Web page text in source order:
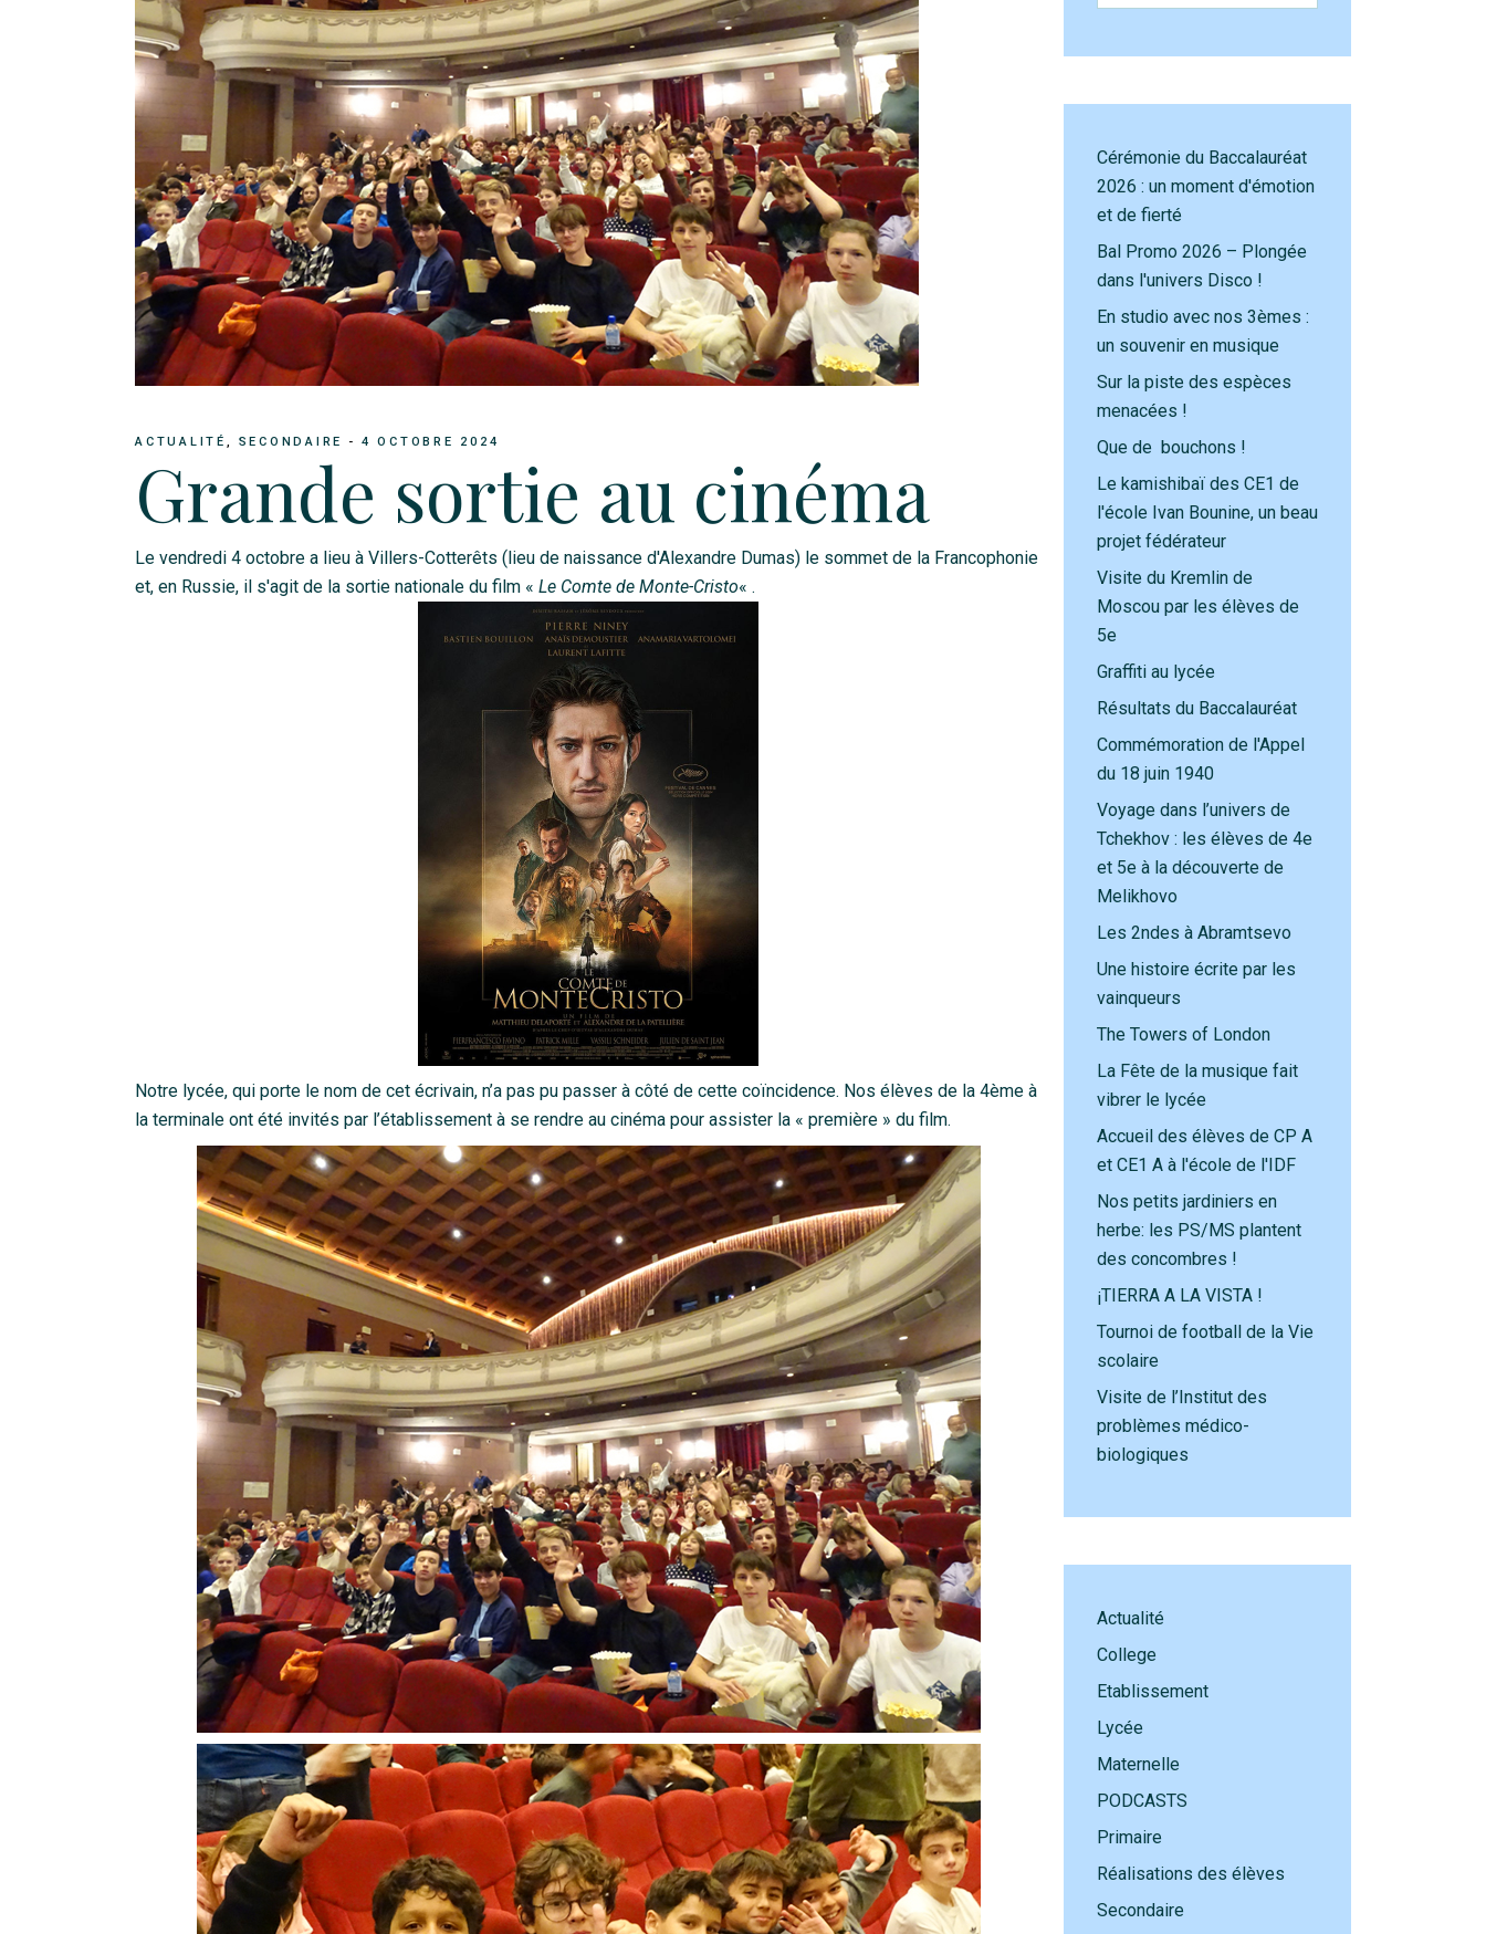
ACTUALITÉ SECONDAIRE 4 OCTOBRE 2024
Grande sortie au cinéma
Le vendredi 4 octobre a lieu à Villers-Cotterêts (lieu de naissance d'Alexandre Dumas) le sommet de la Francophonie
et, en Russie, il s'agit de la sortie nationale du film « Le Comte de Monte-Cristo« .
Notre lycée, qui porte le nom de cet écrivain, n’a pas pu passer à côté de cette coïncidence. Nos élèves de la 4ème à
la terminale ont été invités par l’établissement à se rendre au cinéma pour assister la « première » du film.
Cérémonie du Baccalauréat
2026 : un moment d'émotion
et de fierté
Bal Promo 2026 – Plongée
dans l'univers Disco !
En studio avec nos 3èmes :
un souvenir en musique
Sur la piste des espèces
menacées !
Que de bouchons !
Le kamishibaï des CE1 de
l'école Ivan Bounine, un beau
projet fédérateur
Visite du Kremlin de
Moscou par les élèves de
5e
Graffiti au lycée
Résultats du Baccalauréat
Commémoration de l'Appel
du 18 juin 1940
Voyage dans l’univers de
Tchekhov : les élèves de 4e
et 5e à la découverte de
Melikhovo
Les 2ndes à Abramtsevo
Une histoire écrite par les
vainqueurs
The Towers of London
La Fête de la musique fait
vibrer le lycée
Accueil des élèves de CP A
et CE1 A à l'école de l'IDF
Nos petits jardiniers en
herbe: les PS/MS plantent
des concombres !
¡TIERRA A LA VISTA !
Tournoi de football de la Vie
scolaire
Visite de l’Institut des
problèmes médico-
biologiques
Actualité
College
Etablissement
Lycée
Maternelle
PODCASTS
Primaire
Réalisations des élèves
Secondaire